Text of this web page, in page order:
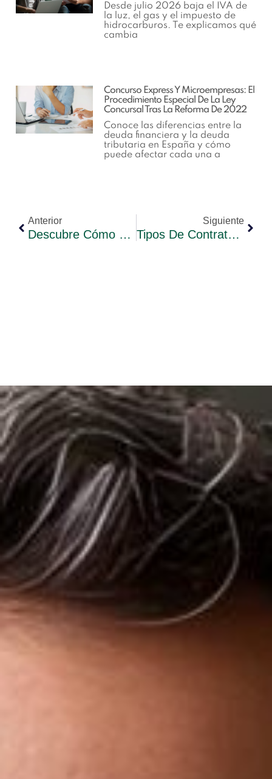
Desde julio 2026 baja el IVA de
la luz, el gas y el impuesto de
hidrocarburos. Te explicamos qué
cambia
Concurso Express Y Microempresas: El
Procedimiento Especial De La Ley
Concursal Tras La Reforma De 2022
Conoce las diferencias entre la
deuda financiera y la deuda
tributaria en España y cómo
puede afectar cada una a
Anterior
Descubre Cómo Consultar Tu Declaración De La Renta En Cualquier Momento
Siguiente
Tipos De Contratos Bonificados